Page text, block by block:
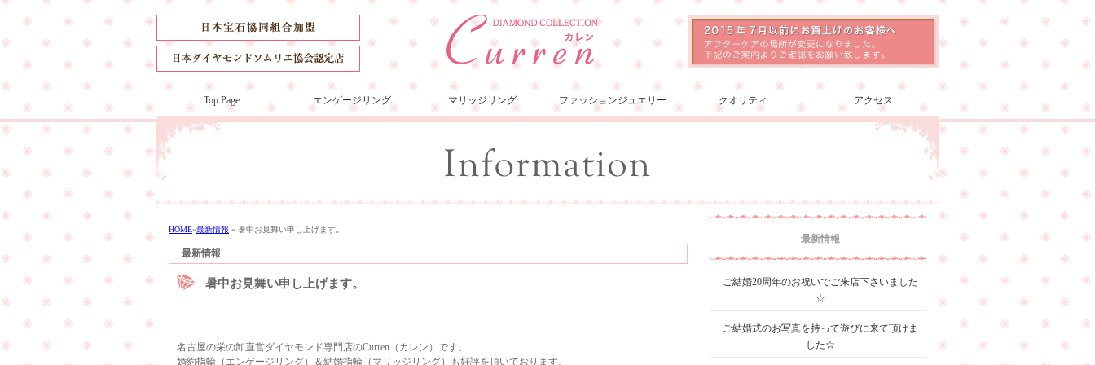
Top Page エンゲージリング マリッジリング ファッションジュエリー クオリティ アクセス
HOME»最新情報 » 暑中お見舞い申し上げます。
最新情報
暑中お見舞い申し上げます。
名古屋の栄の卸直営ダイヤモンド専門店のCurren（カレン）です。
婚約指輪（エンゲージリング）＆結婚指輪（マリッジリング）も好評を頂いております。
最新情報
ご結婚20周年のお祝いでご来店下さいました
☆
ご結婚式のお写真を持って遊びに来て頂けま
した☆